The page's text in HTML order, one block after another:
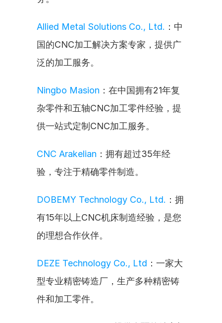
Allied Metal Solutions Co., Ltd. ：中
国的CNC加工解决方案专家，提供广
泛的加工服务。
Ningbo Masion ：在中国拥有21年复
杂零件和五轴CNC加工零件经验，提
供一站式定制CNC加工服务。
CNC Arakelian ：拥有超过35年经
验，专注于精确零件制造。
DOBEMY Technology Co., Ltd. ：拥
有15年以上CNC机床制造经验，是您
的理想合作伙伴。
DEZE Technology Co., Ltd ：一家大
型专业精密铸造厂，生产多种精密铸
件和加工零件。